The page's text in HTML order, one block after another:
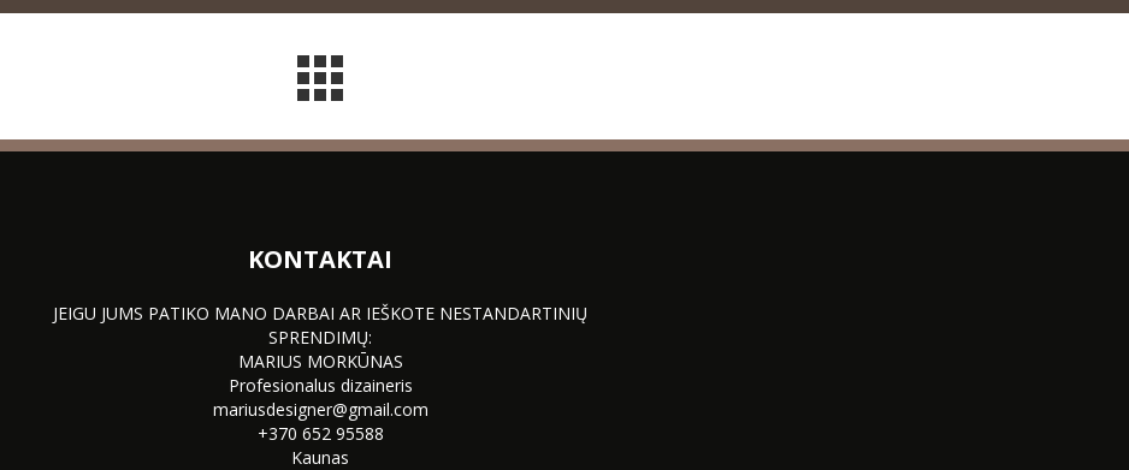
KONTAKTAI
JEIGU JUMS PATIKO MANO DARBAI AR IEŠKOTE NESTANDARTINIŲ
SPRENDIMŲ:
MARIUS MORKŪNAS
Profesionalus dizaineris
mariusdesigner@gmail.com
+370 652 95588
Kaunas